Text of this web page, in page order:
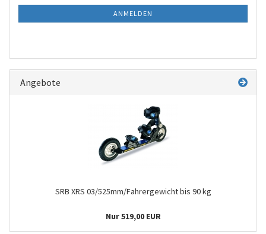
NEWSLETTER-
ANMELDEN
Angebote
SRB XRS 03/525mm/Fahrergewicht bis 90 kg
Nur 519,00 EUR